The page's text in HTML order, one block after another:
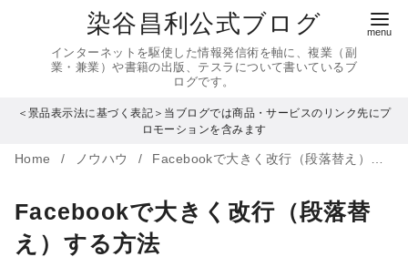
へ
動
染谷昌利公式ブログ
インターネットを駆使した情報発信術を軸に、複業（副
業・兼業）や書籍の出版、テスラについて書いているブ
ログです。
＜景品表示法に基づく表記＞当ブログでは商品・サービスのリンク先にプ
ロモーションを含みます
Home ノウハウ Facebookで大きく改行（段落替え）する方法
Facebookで大きく改行（段落替
え）する方法